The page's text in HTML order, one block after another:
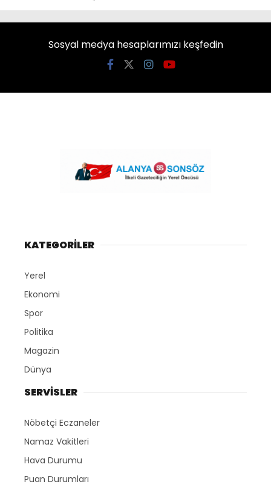
Sosyal medya hesaplarımızı keşfedin
KATEGORİLER
Yerel
Ekonomi
Spor
Politika
Magazin
Dünya
SERVİSLER
Nöbetçi Eczaneler
Namaz Vakitleri
Hava Durumu
Puan Durumları